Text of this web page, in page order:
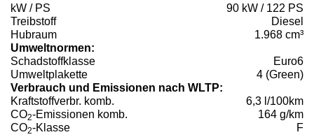
kW / PS
90 kW / 122 PS
Treibstoff
Diesel
Hubraum
1.968 cm³
Umweltnormen:
Schadstoffklasse
Euro6
Umweltplakette
4 (Green)
Verbrauch und Emissionen nach WLTP:
Kraftstoffverbr. komb.
6,3 l/100km
CO2-Emissionen komb.
164 g/km
CO2-Klasse F